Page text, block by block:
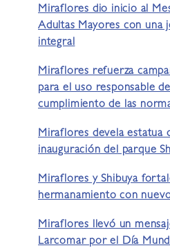
Miraflores dio inicio al
Adultas Mayores con una
integral
Miraflores refuerza
para el uso responsable
cumplimiento de las
Miraflores devela estatua
inauguración del parque
Miraflores y Shibuya
hermanamiento con
Miraflores llevó un
Larcomar por el Día